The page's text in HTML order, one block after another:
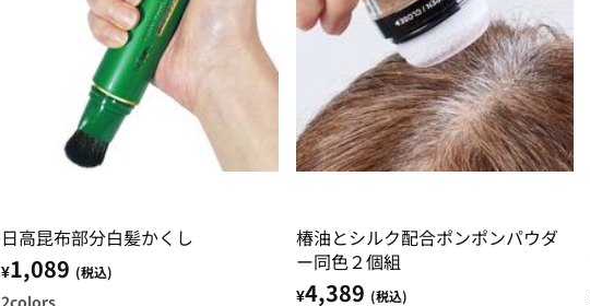
日高昆布部分白髪かくし
¥1,089 (税込)
椿油とシルク配合ポンポンパウダ
ー同色２個組
¥4,389 (税込)